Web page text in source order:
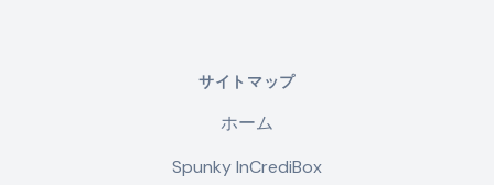
サイトマップ
ホーム
Spunky InCrediBox